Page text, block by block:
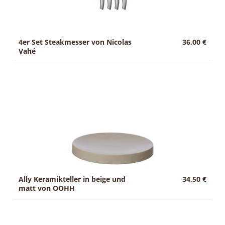
4er Set Steakmesser von Nicolas
Vahé
36,00 €
Ally Keramikteller in beige und
matt von OOHH
34,50 €